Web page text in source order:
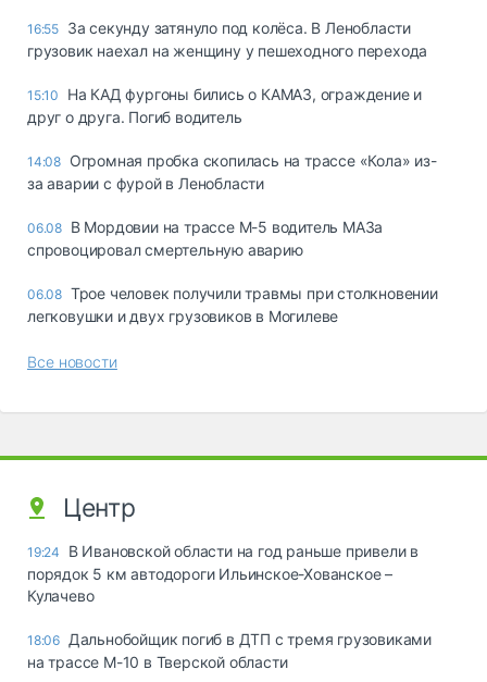
16:55 За секунду затянуло под колёса. В Ленобласти
грузовик наехал на женщину у пешеходного перехода
15:10
На КАД фургоны бились о КАМАЗ, ограждение и
друг о друга. Погиб водитель
14:08 Огромная пробка скопилась на трассе «Кола» из-
за аварии с фурой в Ленобласти
06.08 В Мордовии на трассе М-5 водитель МАЗа
спровоцировал смертельную аварию
06.08 Трое человек получили травмы при столкновении
легковушки и двух грузовиков в Могилеве
Все новости
Центр
19:24
В Ивановской области на год раньше привели в
порядок 5 км автодороги Ильинское-Хованское –
Кулачево
18:06 Дальнобойщик погиб в ДТП с тремя грузовиками
на трассе М-10 в Тверской области